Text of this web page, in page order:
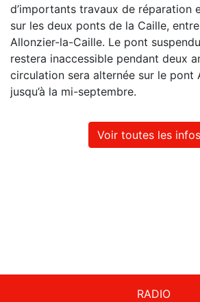
d’importants travaux de réparation
sur les deux ponts de la Caille,
Allonzier-la-Caille. Le pont
restera inaccessible pendant deux
circulation sera alternée sur le pont
jusqu’à la mi-septembre.
Voir toutes les
RADIO